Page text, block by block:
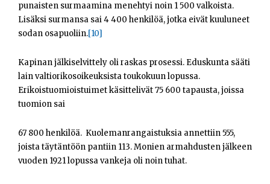
punaisten surmaamina menehtyi noin 1 500 valkoista.
Lisäksi surmansa sai 4 400 henkilöä, jotka eivät kuuluneet
sodan osapuoliin.[10]
Kapinan jälkiselvittely oli raskas prosessi. Eduskunta sääti
lain valtiorikosoikeuksista toukokuun lopussa.
Erikoistuomioistuimet käsittelivät 75 600 tapausta, joissa
tuomion sai
67 800 henkilöä. Kuolemanrangaistuksia annettiin 555,
joista täytäntöön pantiin 113. Monien armahdusten jälkeen
vuoden 1921 lopussa vankeja oli noin tuhat.